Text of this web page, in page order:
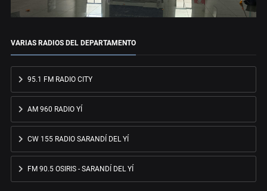
VARIAS RADIOS DEL DEPARTAMENTO
95.1 FM RADIO CITY
AM 960 RADIO YÍ
CW 155 RADIO SARANDÍ DEL YÍ
FM 90.5 OSIRIS - SARANDÍ DEL YÍ